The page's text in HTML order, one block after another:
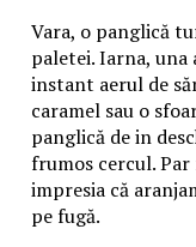
Vara, o panglică
paletei. Iarna, una
instant aerul de
caramel sau o
panglică de in
frumos cercul.
impresia că
pe fugă.